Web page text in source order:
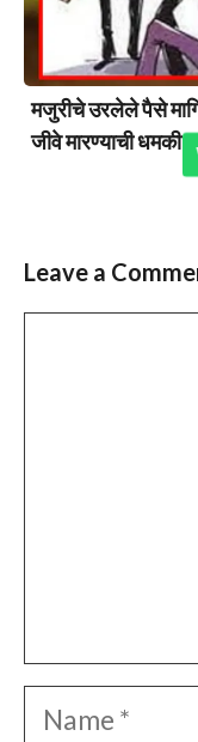
मजुरीचे उरलेले पैसे
जीवे मारण्याची
Leave a
Name